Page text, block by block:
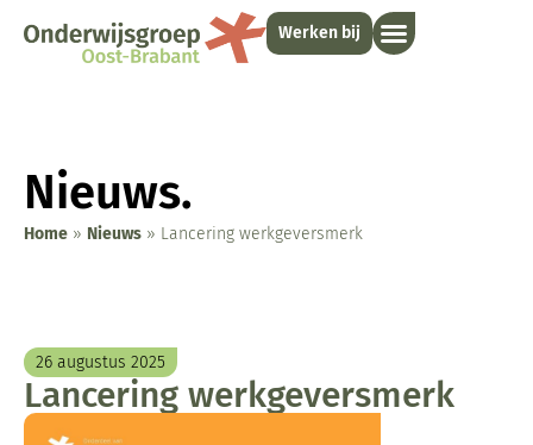
Werken bij
Nieuws.
Home » Nieuws » Lancering werkgeversmerk
26 augustus 2025
Lancering werkgeversmerk